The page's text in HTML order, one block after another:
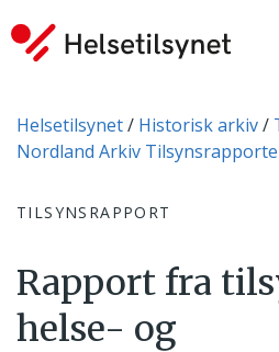
Du er her:
Helsetilsynet Historisk arkiv
Nordland Arkiv
TILSYNSRAPPORT
Rapport fra
helse- og